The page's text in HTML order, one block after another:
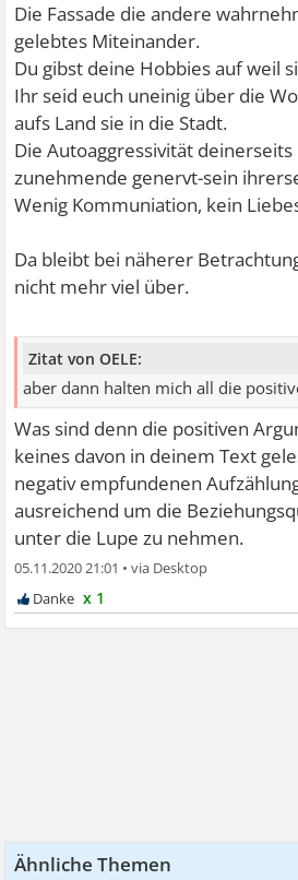
Die Fassade die andere
gelebtes Miteinander.
Du gibst deine Hobbies auf weil
Ihr seid euch uneinig über die
aufs Land sie in die Stadt.
Die Autoaggressivität deinerseits
zunehmende genervt-sein
Wenig Kommuniation, kein
Da bleibt bei näherer
nicht mehr viel über.
Zitat von OELE:
aber dann halten mich all die
Was sind denn die positiven
keines davon in deinem Text
negativ empfundenen
ausreichend um die
unter die Lupe zu nehmen.
05.11.2020 21:01 •
x 1
Ähnliche Themen